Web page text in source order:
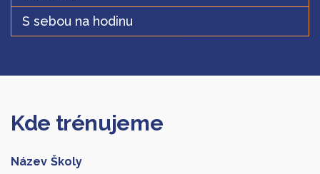
S sebou na hodinu
Kde trénujeme
Název Školy